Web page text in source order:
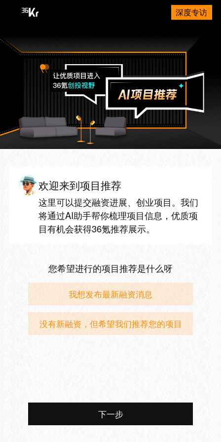
深度专访
欢迎来到项目推荐
这里可以提交融资进展、创业项目。我们
将通过AI助手帮你梳理项目信息，优质项
目有机会获得36氪推荐展示。
您希望进行的项目推荐是什么呀
我想发布最新融资消息
没有新融资，但希望我们推荐您的项目
下一步